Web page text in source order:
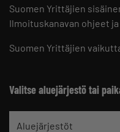
Suomen Yrittäjien
Ilmoituskanavan ohjeet
Suomen Yrittäjien
Valitse aluejärjestö tai
Aluejärjestöt